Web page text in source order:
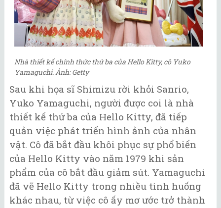
Nhà thiết kế chính thức thứ ba của Hello Kitty, cô Yuko
Yamaguchi. Ảnh: Getty
Sau khi họa sĩ Shimizu rời khỏi Sanrio,
Yuko Yamaguchi, người được coi là nhà
thiết kế thứ ba của Hello Kitty, đã tiếp
quản việc phát triển hình ảnh của nhân
vật. Cô đã bắt đầu khôi phục sự phổ biến
của Hello Kitty vào năm 1979 khi sản
phẩm của cô bắt đầu giảm sút. Yamaguchi
đã vẽ Hello Kitty trong nhiều tình huống
khác nhau, từ việc cô ấy mơ ước trở thành